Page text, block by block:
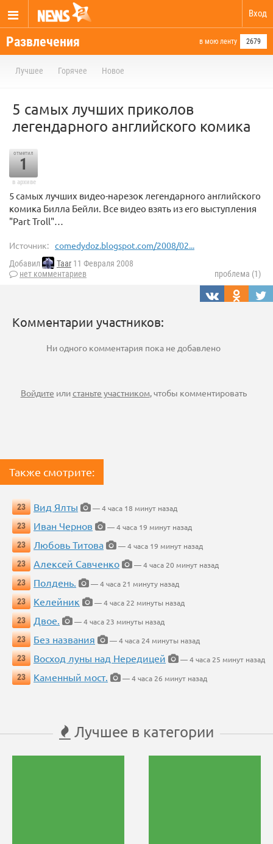
Вход
Развлечения в мою ленту 2679
Лучшее Горячее Новое
5 самых лучших приколов
легендарного английского комика
отметил
1
в архиве
5 самых лучших видео-нарезок легендарного английского
комика Билла Бейли. Все видео взять из его выступления
"Part Troll"…
Источник: comedydoz.blogspot.com/2008/02...
Добавил Taar 11 Февраля 2008
нет комментариев
проблема (1)
Комментарии участников:
Ни одного комментария пока не добавлено
Войдите илистаньте участником, чтобы комментировать
Также смотрите:
23 Вид Ялты
— 4 часа 18 минут назад
23
Иван Чернов
— 4 часа 19 минут назад
23
Любовь Титова
— 4 часа 19 минут назад
23
Алексей Савченко
— 4 часа 20 минут назад
23
Полдень.
— 4 часа 21 минуту назад
23
Келейник
— 4 часа 22 минуты назад
23
Двое.
— 4 часа 23 минуты назад
23
Без названия
— 4 часа 24 минуты назад
23
Восход луны над Нередицей
— 4 часа 25 минут назад
23
Каменный мост. — 4 часа 26 минут назад
Лучшее в категории